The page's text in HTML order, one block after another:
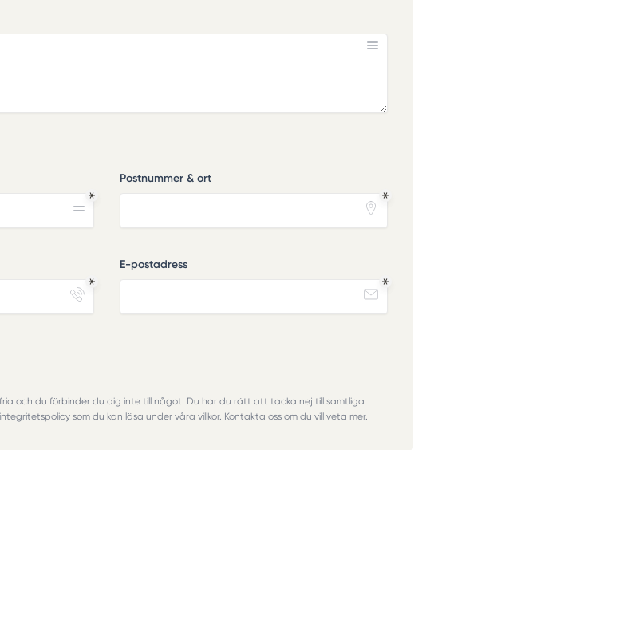
Postnummer & ort
E-postadress
och du förbinder du dig inte till något. Du har du rätt att tacka nej till samtliga
som du kan läsa under våra villkor. Kontakta oss om du vill veta mer.